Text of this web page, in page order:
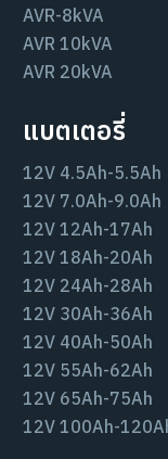
AVR-8kVA
AVR 10kVA
AVR 20kVA
แบตเตอรี่
12V 4.5Ah-5.5Ah
12V 7.0Ah-9.0Ah
12V 12Ah-17Ah
12V 18Ah-20Ah
12V 24Ah-28Ah
12V 30Ah-36Ah
12V 40Ah-50Ah
12V 55Ah-62Ah
12V 65Ah-75Ah
12V 100Ah-